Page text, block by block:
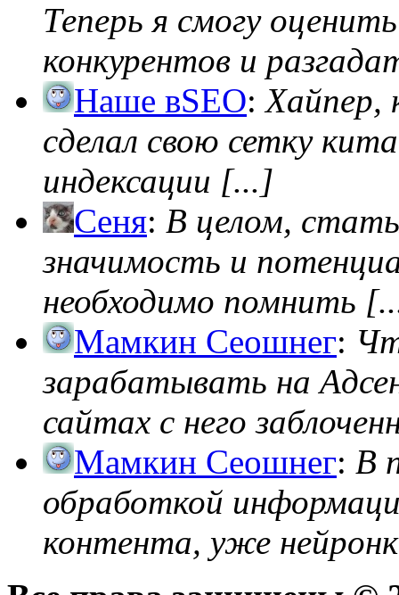
Теперь я смогу
конкурентов и
Наше вSEO:Хайпер,
сделал свою сетку
индексации [...]
Сеня: В целом,
значимость и
необходимо помнить
Мамкин Сеошнег:
зарабатывать на
сайтах с него
Мамкин Сеошнег: В
обработкой
контента, уже